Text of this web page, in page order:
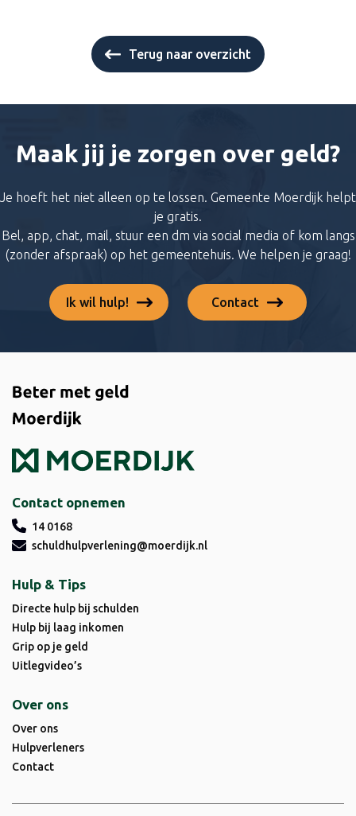
Terug naar overzicht
Maak jij je zorgen over geld?
Je hoeft het niet alleen op te lossen. Gemeente Moerdijk helpt
je gratis.
Bel, app, chat, mail, stuur een dm via social media of kom langs
(zonder afspraak) op het gemeentehuis. We helpen je graag!
Ik wil hulp! Contact
Contact opnemen
14 0168
schuldhulpverlening@moerdijk.nl
Hulp & Tips
Directe hulp bij schulden
Hulp bij laag inkomen
Grip op je geld
Uitlegvideo’s
Over ons
Over ons
Hulpverleners
Contact